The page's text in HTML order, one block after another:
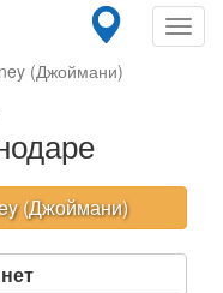
(Джоймани)
(Джоймани)